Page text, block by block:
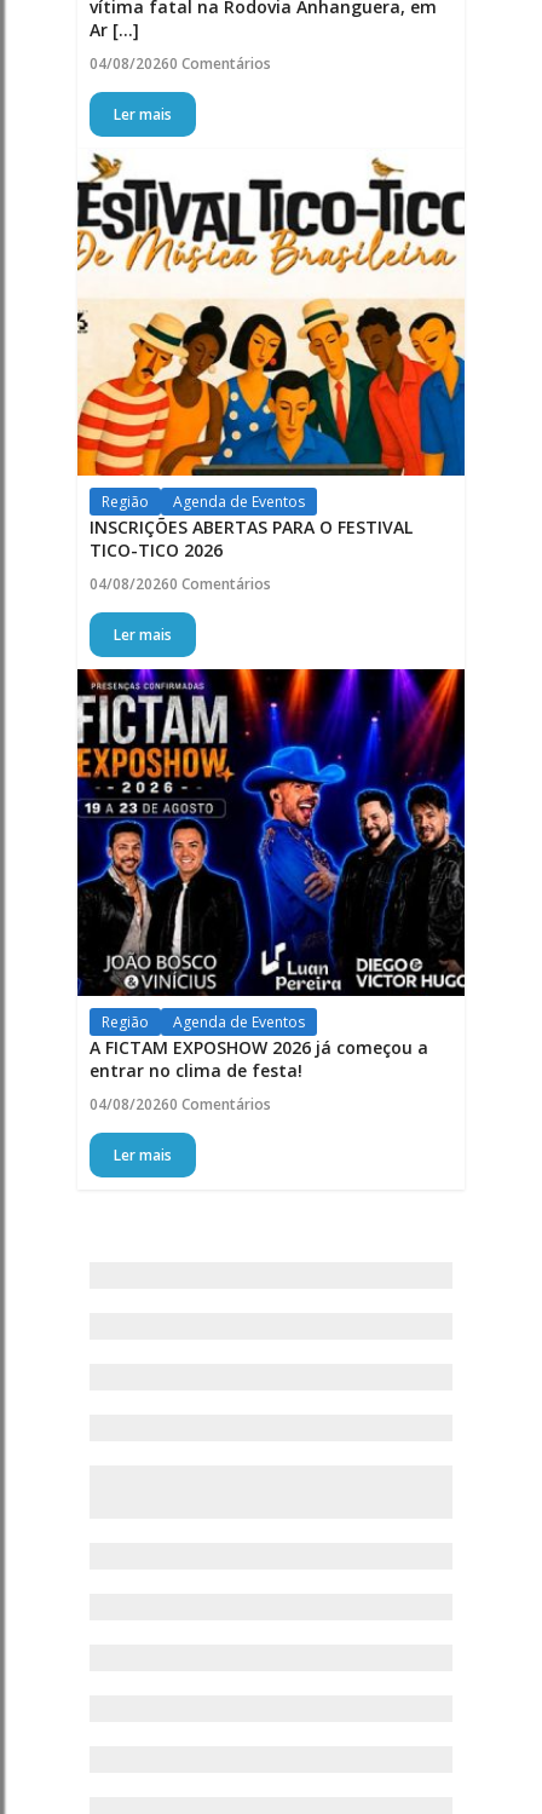
vítima fatal na Rodovia Anhanguera, em
Ar [...]
04/08/20260 Comentários
Ler mais
Região Agenda de Eventos
INSCRIÇÕES ABERTAS PARA O FESTIVAL
TICO-TICO 2026
04/08/20260 Comentários
Ler mais
Região Agenda de Eventos
A FICTAM EXPOSHOW 2026 já começou a
entrar no clima de festa!
04/08/20260 Comentários
Ler mais